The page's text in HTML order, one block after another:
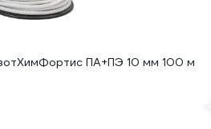
ПА+ПЭ 10 мм 100 м